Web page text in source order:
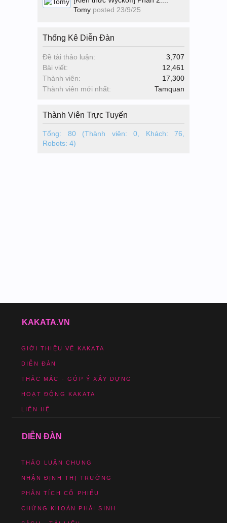
Tomy posted 23/9/25
Thống Kê Diễn Đàn
Đề tài thảo luận:
3,707
Bài viết:
12,461
Thành viên:
17,300
Thành viên mới nhất:
Tamquan
Thành Viên Trực Tuyến
Tổng: 80 (Thành viên: 0, Khách: 76,
Robots: 4)
KAKATA.VN
GIỚI THIỆU VỀ KAKATA
DIỄN ĐÀN
THẮC MẮC - GÓP Ý XÂY DỰNG
HOẠT ĐỘNG KAKATA
LIÊN HỆ
DIỄN ĐÀN
THẢO LUẬN CHUNG
NHẬN ĐỊNH THỊ TRƯỜNG
PHÂN TÍCH CỔ PHIẾU
CHỨNG KHOÁN PHÁI SINH